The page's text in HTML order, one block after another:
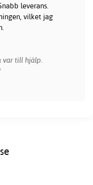
leverans.
vilket jag
var till hjälp.